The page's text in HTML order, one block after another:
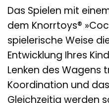
Das Spielen mit
dem Knorrtoys®
spielerische Weise
Entwicklung Ihres
Lenken des Wagens
Koordination und
Gleichzeitig werden